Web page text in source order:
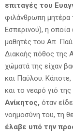
επιταγές του
φιλάνθρωπη μητέρα
Εσπερινού), η οποία
μαθητές του Απ.
Διακαής πόθος της
χώματά της είχαν
και Παύλου.
και το νεαρό γιό
Ανίκητος, όταν
νοημοσύνη του, τη
έλαβε υπό την